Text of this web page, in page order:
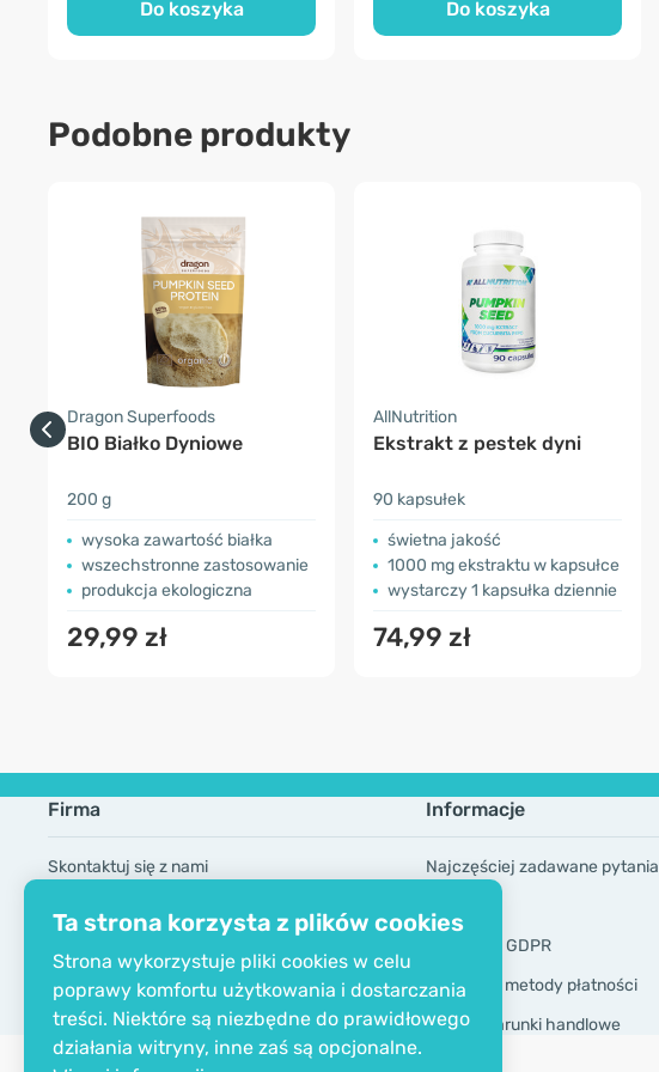
Ta strona korzysta z plików cookies
Strona wykorzystuje pliki cookies w celu
poprawy komfortu użytkowania i dostarczania
treści. Niektóre są niezbędne do prawidłowego
działania witryny, inne zaś są opcjonalne.
Do koszyka Do koszyka
Podobne produkty
Dragon Superfoods
BIO Białko Dyniowe
200 g
wysoka zawartość białka
wszechstronne zastosowanie
produkcja ekologiczna
29,99 zł
AllNutrition
Ekstrakt z pestek dyni
90 kapsułek
świetna jakość
1000 mg ekstraktu w kapsułce
wystarczy 1 kapsułka dziennie
74,99 zł
Firma
Skontaktuj się z nami
Informacje
Najczęściej zadawane pytania
Narzędzia GDPR
Dostawa i metody płatności
Ogólne warunki handlowe